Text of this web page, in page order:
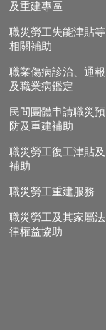
及重建專區
職災勞工失能津貼等
相關補助
職業傷病診治、通報
及職業病鑑定
民間團體申請職災預
防及重建補助
職災勞工復工津貼及
補助
職災勞工重建服務
職災勞工及其家屬法
律權益協助